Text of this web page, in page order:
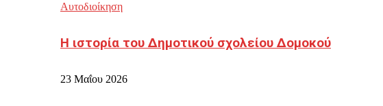
Αυτοδιοίκηση
Η ιστορία του Δημοτικού σχολείου Δομοκού
23 Μαΐου 2026